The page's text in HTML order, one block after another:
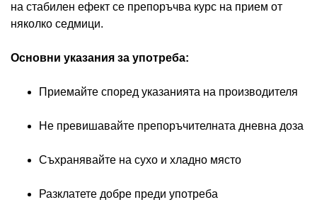
на стабилен ефект се препоръчва курс на прием от
няколко седмици.
Основни указания за употреба:
Приемайте според указанията на производителя
Не превишавайте препоръчителната дневна доза
Съхранявайте на сухо и хладно място
Разклатете добре преди употреба